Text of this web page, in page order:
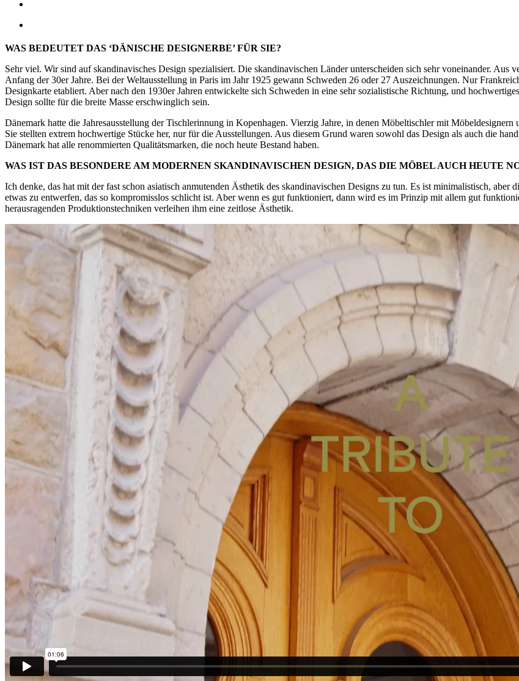
WAS BEDEUTET DAS ‘DÄNISCHE DESIGNERBE’ FÜR SIE?
Sehr viel. Wir sind auf skandinavisches Design spezialisiert. Die skandinavischen Länder unterscheiden sich sehr voneinander. Aus
Anfang der 30er Jahre. Bei der Weltausstellung in Paris im Jahr 1925 gewann Schweden 26 oder 27 Auszeichnungen. Nur
Designkarte etabliert. Aber nach den 1930er Jahren entwickelte sich Schweden in eine sehr sozialistische Richtung, und
Design sollte für die breite Masse erschwinglich sein.
Dänemark hatte die Jahresausstellung der Tischlerinnung in Kopenhagen. Vierzig Jahre, in denen Möbeltischler mit
Sie stellten extrem hochwertige Stücke her, nur für die Ausstellungen. Aus diesem Grund waren sowohl das Design als auch die
Dänemark hat alle renommierten Qualitätsmarken, die noch heute Bestand haben.
WAS IST DAS BESONDERE AM MODERNEN SKANDINAVISCHEN DESIGN, DAS DIE MÖBEL AUCH HEUTE
Ich denke, das hat mit der fast schon asiatisch anmutenden Ästhetik des skandinavischen Designs zu tun. Es ist minimalistisch,
etwas zu entwerfen, das so kompromisslos schlicht ist. Aber wenn es gut funktioniert, dann wird es im Prinzip mit allem gut
herausragenden Produktionstechniken verleihen ihm eine zeitlose Ästhetik.